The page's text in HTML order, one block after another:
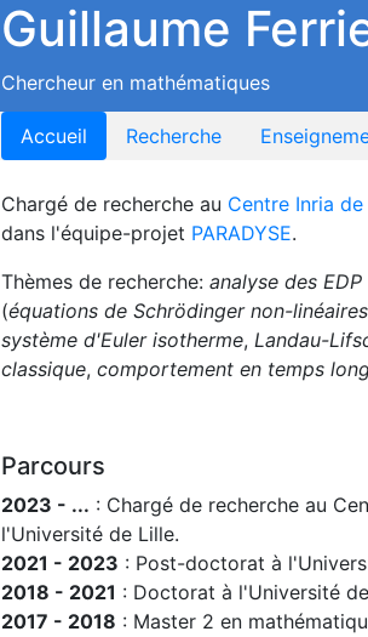
Guillaume
Chercheur en mathématiques
Accueil Recherche
Chargé de recherche au Centre Inria
dans l'équipe-projet PARADYSE.
Thèmes de recherche: analyse des
(équations de Schrödinger non-linéaires
système d'Euler isotherme, Landau-
classique, comportement en temps
Parcours
2023 - ... : Chargé de recherche au
l'Université de Lille.
2021 - 2023 : Post-doctorat à
2018 - 2021 : Doctorat à l'Université
2017 - 2018 : Master 2 en